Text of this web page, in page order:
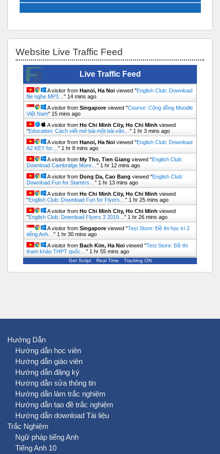
Website Live Traffic Feed
Live Traffic Feed
A visitor from Hanoi, Ha Noi viewed "English Club: Download
file nghe MP3… " 14 mins ago
A visitor from Singapore viewed "Course: Cộng đồng Moodle
Việt Nam" 15 mins ago
A visitor from Ho Chi Minh City, Ho Chi Minh viewed
"Education: Cách viết mở bài một bài văn… " 1 hr 3 mins ago
A visitor from Hanoi, Ha Noi viewed "English Club: Download
A2 KEY for… " 1 hr 8 mins ago
A visitor from My Tho, Tien Giang viewed "English Club:
Download Cambridge More… " 1 hr 12 mins ago
A visitor from Dong Da, Cao Bang viewed "English Club:
Download Fun for Starters… " 1 hr 13 mins ago
A visitor from Ho Chi Minh City, Ho Chi Minh viewed
"English Club: Download Fun for Flyers… " 1 hr 25 mins ago
A visitor from Ho Chi Minh City, Ho Chi Minh viewed
"English Club: Download Flyers 3 2019… " 1 hr 26 mins ago
A visitor from Singapore viewed "Test Store: Đề thi học kì 2
tiếng Anh… " 1 hr 30 mins ago
A visitor from Bach Kim, Ha Noi viewed "Test Store: Đề thi
tham khảo THPT quốc… " 1 hr 55 mins ago
Get Script Real Time Tracking ON
Hướng Dẫn
Hướng dẫn học viên
Hướng dẫn giáo viên
Hướng dẫn đăng ký
Hướng dẫn sửa thông tin
Hướng dẫn làm trắc nghiệm
Hướng dẫn tạo đề trắc nghiệm
Hướng dẫn download Tài liệu
Trắc Nghiệm
Ngữ pháp tiếng Anh
Tiếng Anh 10